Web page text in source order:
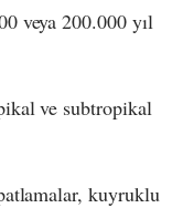
veya 200.000 yıl
ve subtropikal
kuyruklu